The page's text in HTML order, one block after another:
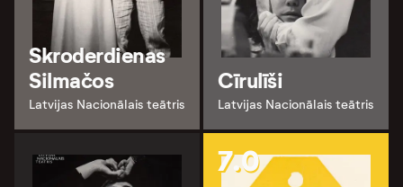
Skroderdienas
Silmačos
Latvijas Nacionālais teātris
Cīrulīši
Latvijas Nacionālais teātris
7.0